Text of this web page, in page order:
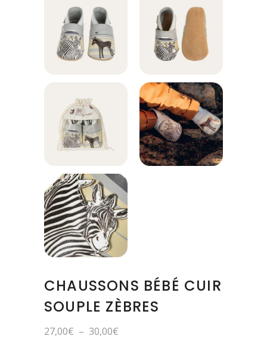
CHAUSSONS BÉBÉ CUIR
SOUPLE ZÈBRES
27,00€ – 30,00€